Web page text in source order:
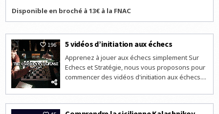
Disponible en broché à 13€ à la FNAC
196 5 vidéos d’initiation aux échecs
Apprenez à jouer aux échecs simplement Sur
Echecs et Stratégie, nous vous proposons pour
commencer des vidéos d'initiation aux échecs....